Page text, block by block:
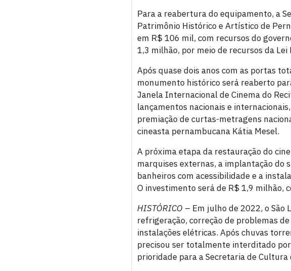
Para a reabertura do equipamento, a
Patrimônio Histórico e Artístico de
em R$ 106 mil, com recursos do
1,3 milhão, por meio de recursos da Lei
Após quase dois anos com as portas
monumento histórico será reaberto
Janela Internacional de Cinema do
lançamentos nacionais e
premiação de curtas-metragens
cineasta pernambucana Kátia Mesel.
A próxima etapa da restauração do
marquises externas, a implantação do
banheiros com acessibilidade e a
O investimento será de R$ 1,9 milhão,
HISTÓRICO – Em julho de 2022, o São
refrigeração, correção de problemas
instalações elétricas. Após chuvas
precisou ser totalmente interditado
prioridade para a Secretaria de Cultura